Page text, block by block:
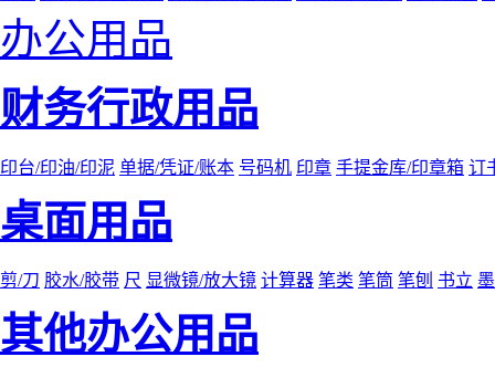
办公用品
财务行政用品
印台/印油/印泥 单据/凭证/账本 号码机 印章 手提金库/印章箱 订
桌面用品
剪/刀 胶水/胶带 尺 显微镜/放大镜 计算器 笔类 笔筒 笔刨 书立
其他办公用品